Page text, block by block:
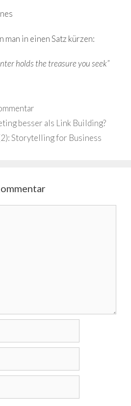
man in einen Satz kürzen:
holds the treasure you seek”
besser als Link Building?
Storytelling for Business